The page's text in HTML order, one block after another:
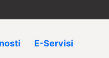
E-Servisi